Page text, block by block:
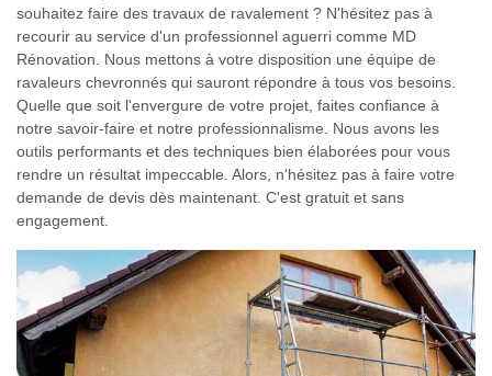
souhaitez faire des travaux de ravalement ? N'hésitez pas à
recourir au service d'un professionnel aguerri comme MD
Rénovation. Nous mettons à votre disposition une équipe de
ravaleurs chevronnés qui sauront répondre à tous vos besoins.
Quelle que soit l'envergure de votre projet, faites confiance à
notre savoir-faire et notre professionnalisme. Nous avons les
outils performants et des techniques bien élaborées pour vous
rendre un résultat impeccable. Alors, n'hésitez pas à faire votre
demande de devis dès maintenant. C'est gratuit et sans
engagement.